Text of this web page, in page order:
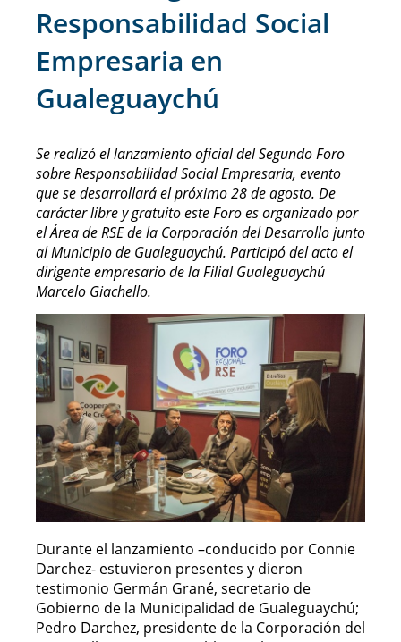
Responsabilidad Social
Empresaria en
Gualeguaychú
Se realizó el lanzamiento oficial del Segundo Foro
sobre Responsabilidad Social Empresaria, evento
que se desarrollará el próximo 28 de agosto. De
carácter libre y gratuito este Foro es organizado por
el Área de RSE de la Corporación del Desarrollo junto
al Municipio de Gualeguaychú. Participó del acto el
dirigente empresario de la Filial Gualeguaychú
Marcelo Giachello.
Durante el lanzamiento –conducido por Connie
Darchez- estuvieron presentes y dieron
testimonio Germán Grané, secretario de
Gobierno de la Municipalidad de Gualeguaychú;
Pedro Darchez, presidente de la Corporación del